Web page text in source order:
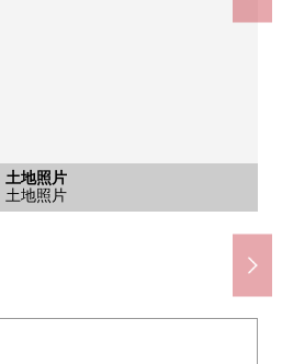
土地照片
土地照片
土地照片
土地照片
土地照片
土地照片
面道路的外觀
前面道路
面道路的外觀
前面道路
藤森"車站(約540m)
步行7分鐘。
墨染"車站(約660m)
步行9分鐘。
藤森店(約650m)
步行9分鐘。
伏見直違橋店(約440m)
步行6分鐘。
銀行藤森分店(約570m)
步行8分鐘。
深草小學(約760m)
行10分鐘。
深草中學(約1200m)
行15分鐘。